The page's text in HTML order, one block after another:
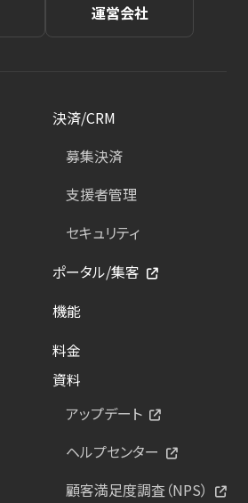
運営会社
決済/CRM
募集決済
支援者管理
セキュリティ
ポータル/集客
機能
料金
資料
アップデート
ヘルプセンター
顧客満足度調査（NPS）